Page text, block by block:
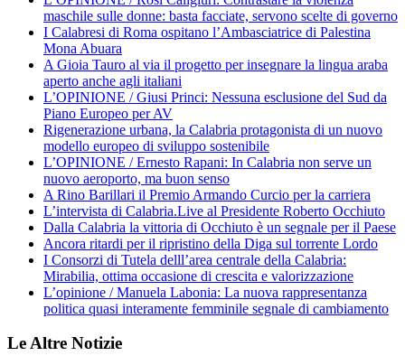
maschile sulle donne: basta facciate, servono scelte di governo
I Calabresi di Roma ospitano l’Ambasciatrice di Palestina
Mona Abuara
A Gioia Tauro al via il progetto per insegnare la lingua araba
aperto anche agli italiani
L’OPINIONE / Giusi Princi: Nessuna esclusione del Sud da
Piano Europeo per AV
Rigenerazione urbana, la Calabria protagonista di un nuovo
modello europeo di sviluppo sostenibile
L’OPINIONE / Ernesto Rapani: In Calabria non serve un
nuovo aeroporto, ma buon senso
A Rino Barillari il Premio Armando Curcio per la carriera
L’intervista di Calabria.Live al Presidente Roberto Occhiuto
Dalla Calabria la vittoria di Occhiuto è un segnale per il Paese
Ancora ritardi per il ripristino della Diga sul torrente Lordo
I Consorzi di Tutela delll’area centrale della Calabria:
Mirabilia, ottima occasione di crescita e valorizzazione
L’opinione / Manuela Labonia: La nuova rappresentanza
politica quasi interamente femminile segnale di cambiamento
Le Altre Notizie